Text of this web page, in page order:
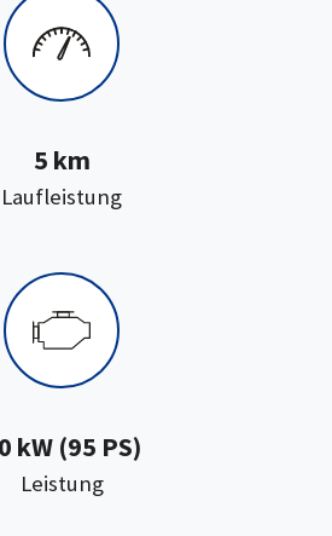
Laufleistung:
5 km
Leistung:
kW (95 PS)